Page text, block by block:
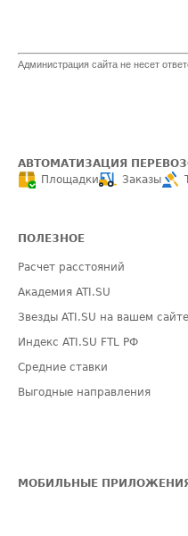
Администрация сайта не несет
АВТОМАТИЗАЦИЯ
Площадки
Заказы
ПОЛЕЗНОЕ
Расчет расстояний
Академия ATI.SU
Звезды ATI.SU на вашем сайте
Индекс ATI.SU FTL РФ
Средние ставки
Выгодные направления
МОБИЛЬНЫЕ ПРИЛОЖЕНИЯ